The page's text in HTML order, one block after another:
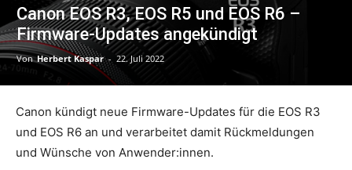
Canon EOS R3, EOS R5 und EOS R6 –
Firmware-Updates angekündigt
Von Herbert Kaspar - 22. Juli 2022
Canon kündigt neue Firmware-Updates für die EOS R3
und EOS R6 an und verarbeitet damit Rückmeldungen
und Wünsche von Anwender:innen.